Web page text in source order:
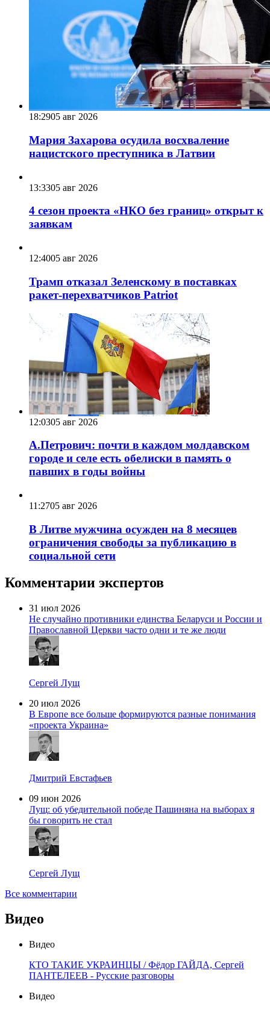
18:2905 авг 2026
Мария Захарова осудила восхваление
нацистского преступника в Латвии
13:3305 авг 2026
4 сезон проекта «НКО без границ» открыт к
заявкам
12:4005 авг 2026
Трамп отказал Зеленскому в поставках
ракет-перехватчиков Patriot
12:0305 авг 2026
А.Петрович: почти в каждом молдавском
городе и селе есть обелиски в память о
павших в годы войны
11:2705 авг 2026
В Литве мужчина осужден на 8 месяцев
ограничения свободы за публикацию в
социальной сети
Комментарии экспертов
31 июл 2026
Не случайно противники единства Беларуси и России и
Православной Церкви часто одни и те же люди
Сергей Лущ
20 июл 2026
В Европе все больше формируются разные понимания
«проекта Украина»
Дмитрий Евстафьев
09 июн 2026
Лущ: об убедительной победе Пашиняна на выборах я
бы говорить не стал
Сергей Лущ
Все комментарии
Видео
Видео
КТО ТАКИЕ УКРАИНЦЫ / Фёдор ГАЙДА, Сергей
ПАНТЕЛЕЕВ - Русские разговоры
Видео